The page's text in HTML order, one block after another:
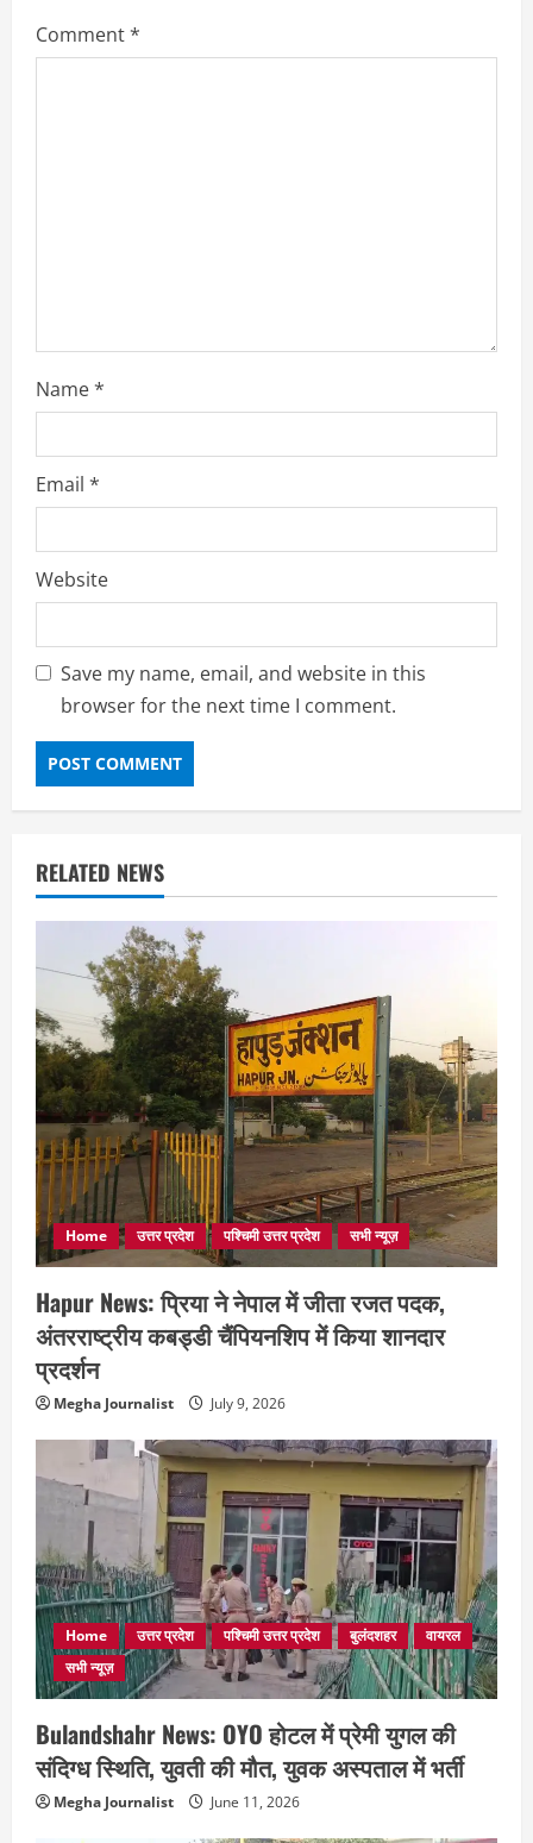
e
Comment*
Name*
Email *
Website
Save my name, email, and website in this
browser for the next time I comment.
RELATED NEWS
Home उत्तर प्रदेश पश्चिमी उत्तर प्रदेश सभी न्यूज़
Hapur News: प्रिया ने नेपाल में जीता रजत पदक,
अंतरराष्ट्रीय कबड्डी चैंपियनशिप में किया शानदार
प्रदर्शन
Megha Journalist July 9, 2026
Home उत्तर प्रदेश पश्चिमी उत्तर प्रदेश बुलंदशहर
वायरल
सभी न्यूज़
Bulandshahr News: OYO होटल में प्रेमी युगल की
संदिग्ध स्थिति, युवती की मौत, युवक अस्पताल में भर्ती
Megha Journalist June 11, 2026